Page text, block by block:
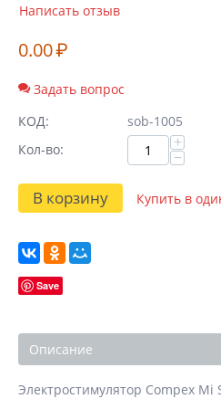
Написать отзыв
0.00₽
Задать вопрос
КОД:
sob-1005
Кол-во:
+
−
В корзину Купить в
Save
Описание
Электростимулятор Compex Mi